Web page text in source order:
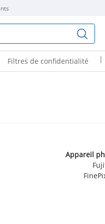
Filtres de confidentialité |
Appareil